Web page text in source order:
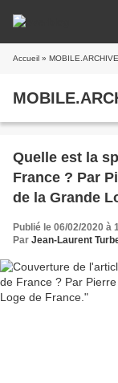
Accueil »
Quelle est la
France ? Par
de la Grande
Publié le 06/02/2020 à
Par Jean-Laurent